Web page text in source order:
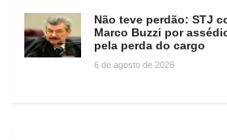
Não teve perdão: STJ
Marco Buzzi por
pela perda do cargo
6 de agosto de 2026